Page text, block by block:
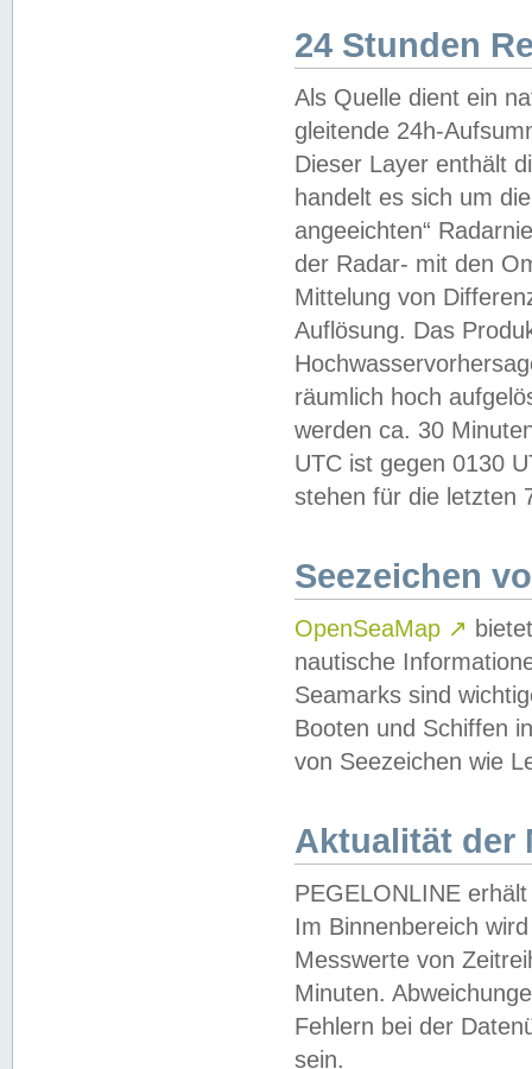
24 Stunden
Als Quelle dient ein
gleitende 24h-
Dieser Layer enthält
handelt es sich um
angeeichten“
der Radar- mit den
Mittelung von
Auflösung. Das
räumlich hoch
werden ca. 30
UTC ist gegen 0130
stehen für die letzten
Seezeichen
OpenSeaMap ↗
nautische
Seamarks sind
Booten und Schiffen
von Seezeichen wie
Aktualität der
PEGELONLINE
Im Binnenbereich
Messwerte von
Minuten.
Fehlern bei der
sein.